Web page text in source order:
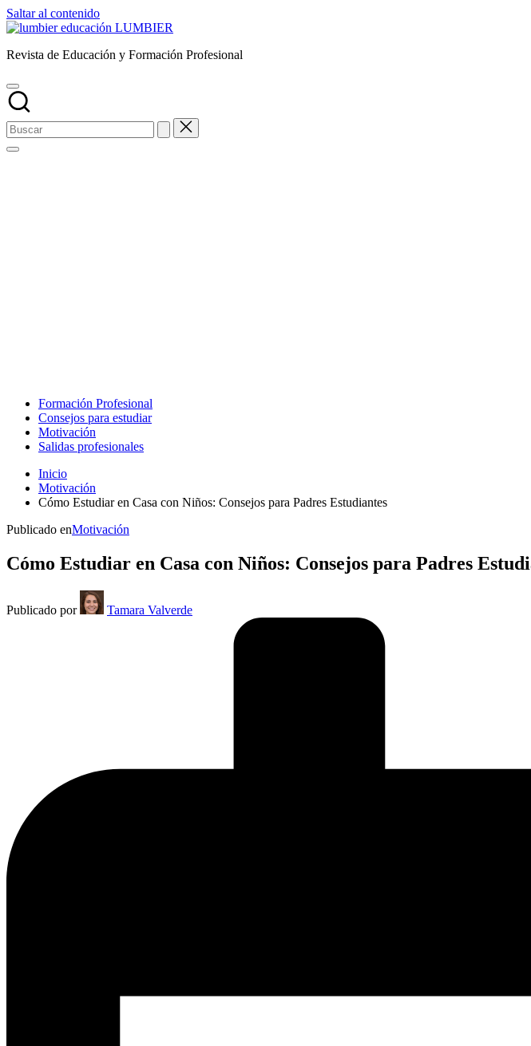
Saltar al contenido
LUMBIER
Revista de Educación y Formación Profesional
Formación Profesional
Consejos para estudiar
Motivación
Salidas profesionales
Inicio
Motivación
Cómo Estudiar en Casa con Niños: Consejos para Padres Estudiantes
Publicado enMotivación
Cómo Estudiar en Casa con Niños: Consejos para Padres
Publicado por Tamara Valverde